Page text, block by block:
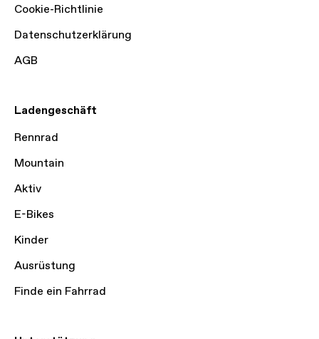
Cookie-Richtlinie
Datenschutzerklärung
AGB
Ladengeschäft
Rennrad
Mountain
Aktiv
E-Bikes
Kinder
Ausrüstung
Finde ein Fahrrad